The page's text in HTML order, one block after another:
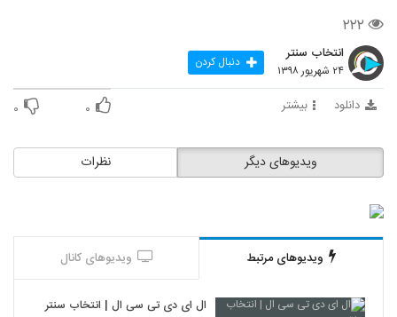
۲۲۲
انتخاب سنتر
۲۴ شهریور ۱۳۹۸ دنبال کردن
دانلود بیشتر ۰ ۰
نظرات ویدیوهای دیگر
ویدیوهای مرتبط ویدیوهای کانال
ال ای دی تی سی ال | انتخاب سنتر